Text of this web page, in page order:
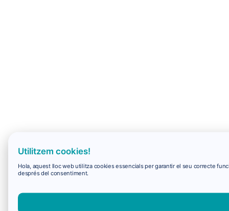
Utilitzem cookies!
Hola, aquest lloc web utilitza cookies essencials per garantir el seu correcte
després del consentiment.